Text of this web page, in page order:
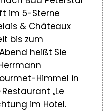
im 5-Sterne
& Châteaux
bis zum
heißt Sie
Himmel in
„Le
im Hotel.